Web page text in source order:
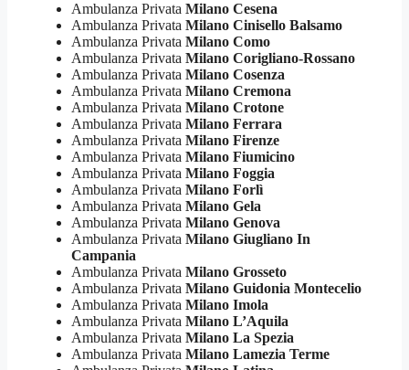
Ambulanza Privata Milano Cesena
Ambulanza Privata Milano Cinisello Balsamo
Ambulanza Privata Milano Como
Ambulanza Privata Milano Corigliano-Rossano
Ambulanza Privata Milano Cosenza
Ambulanza Privata Milano Cremona
Ambulanza Privata Milano Crotone
Ambulanza Privata Milano Ferrara
Ambulanza Privata Milano Firenze
Ambulanza Privata Milano Fiumicino
Ambulanza Privata Milano Foggia
Ambulanza Privata Milano Forlì
Ambulanza Privata Milano Gela
Ambulanza Privata Milano Genova
Ambulanza Privata Milano Giugliano In
Campania
Ambulanza Privata Milano Grosseto
Ambulanza Privata Milano Guidonia Montecelio
Ambulanza Privata Milano Imola
Ambulanza Privata Milano L’Aquila
Ambulanza Privata Milano La Spezia
Ambulanza Privata Milano Lamezia Terme